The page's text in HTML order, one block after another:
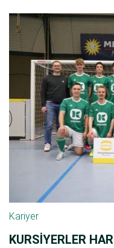
Kariyer
KURSIYERLER